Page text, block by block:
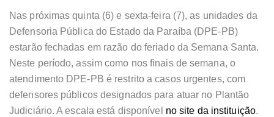
Nas próximas quinta (6) e sexta-feira (7), as unidades da
Defensoria Pública do Estado da Paraíba (DPE-PB)
estarão fechadas em razão do feriado da Semana Santa.
Neste período, assim como nos finais de semana, o
atendimento DPE-PB é restrito a casos urgentes, com
defensores públicos designados para atuar no Plantão
Judiciário. A escala está disponível no site da instituição.